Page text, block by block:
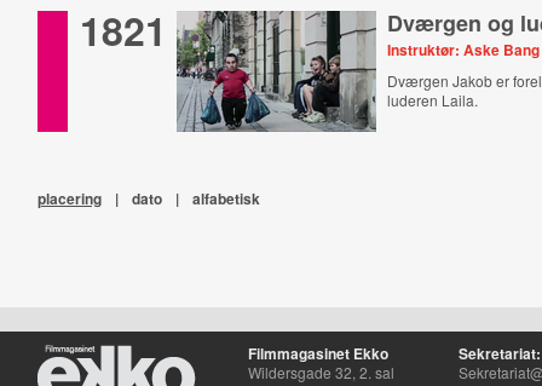
1821 Dværgen og
Instruktør: Aske Bang
Dværgen Jakob er
luderen Laila.
placering | dato | alfabetisk
Filmmagasinet Ekko
Wildersgade 32, 2. sal
Sekretariat: